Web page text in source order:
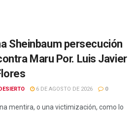
Sheinbaum persecución
Maru Por. Luis Javier
6 DE AGOSTO DE 2026 0
mentira, o una victimización, como lo